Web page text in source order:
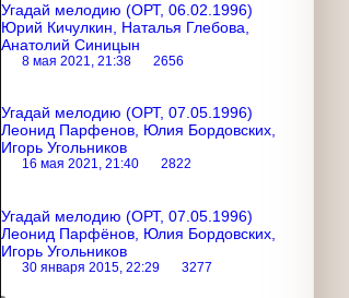
Угадай мелодию (ОРТ, 06.02.1996)
Юрий Кичулкин, Наталья Глебова,
Анатолий Синицын
8 мая 2021, 21:38 2656
Угадай мелодию (ОРТ, 07.05.1996)
Леонид Парфенов, Юлия Бордовских,
Игорь Угольников
16 мая 2021, 21:40 2822
Угадай мелодию (ОРТ, 07.05.1996)
Леонид Парфёнов, Юлия Бордовских,
Игорь Угольников
30 января 2015, 22:29 3277